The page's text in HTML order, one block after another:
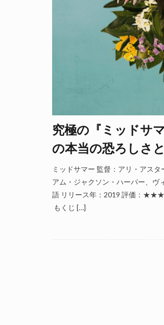
究極の『ミッドサ
の本当の恐ろしさ
ミッドサマー 監督：アリ・アス
アム・ジャクソン・ハーパー、ヴ
語 リリース年：2019 評価：
もくじ […]